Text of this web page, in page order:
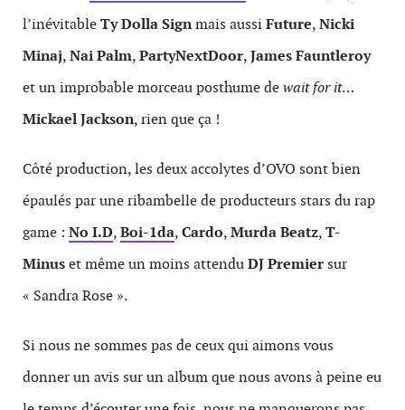
l’inévitableTy Dolla Signmais aussiFuture,Nicki
Minaj,Nai Palm,PartyNextDoor,James Fauntleroy
et un improbable morceau posthume dewait for it…
Mickael Jackson, rien que ça !
Côté production, les deux accolytes d’OVO sont bien
épaulés par une ribambelle de producteurs stars du rap
game : No I.D,Boi-1da,Cardo,Murda Beatz,T-
Minuset même un moins attenduDJ Premier sur
« Sandra Rose ».
Si nous ne sommes pas de ceux qui aimons vous
donner un avis sur un album que nous avons à peine eu